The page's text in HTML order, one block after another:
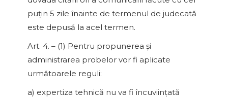
puţin 5 zile înainte de termenul de judecată
este depusă la acel termen.
Art. 4. – (1) Pentru propunerea şi
administrarea probelor vor fi aplicate
următoarele reguli:
a) expertiza tehnică nu va fi încuviinţată